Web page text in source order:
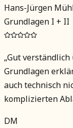
Hans-Jürgen
Grundlagen I + II
„Gut verständlich
Grundlagen
auch technisch
komplizierten
DM